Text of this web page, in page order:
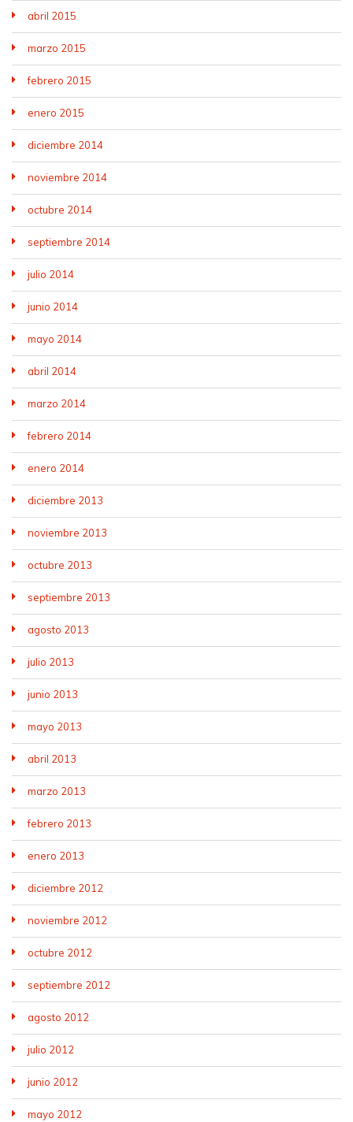
abril 2015
marzo 2015
febrero 2015
enero 2015
diciembre 2014
noviembre 2014
octubre 2014
septiembre 2014
julio 2014
junio 2014
mayo 2014
abril 2014
marzo 2014
febrero 2014
enero 2014
diciembre 2013
noviembre 2013
octubre 2013
septiembre 2013
agosto 2013
julio 2013
junio 2013
mayo 2013
abril 2013
marzo 2013
febrero 2013
enero 2013
diciembre 2012
noviembre 2012
octubre 2012
septiembre 2012
agosto 2012
julio 2012
junio 2012
mayo 2012